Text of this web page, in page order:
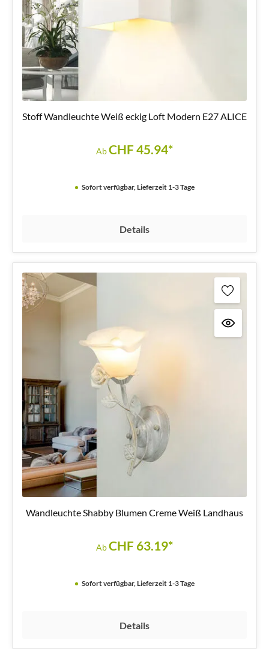
Stoff Wandleuchte Weiß eckig Loft Modern E27 ALICE
AbCHF 45.94*
Sofort verfügbar, Lieferzeit 1-3 Tage
Details
Wandleuchte Shabby Blumen Creme Weiß Landhaus
AbCHF 63.19*
Sofort verfügbar, Lieferzeit 1-3 Tage
Details